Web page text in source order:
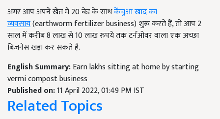
अगर आप अपने खेत में 20 बेड के साथकेंचुआ खाद का
व्यवसाय(earthworm fertilizer business) शुरू करते हैं, तो आप 2
साल में करीब 8 लाख से 10 लाख रुपये तक टर्नओवर वाला एक अच्छा
बिजनेस खड़ा कर सकते है.
English Summary:Earn lakhs sitting at home by starting
vermi compost business
Published on:11 April 2022, 01:49 PM IST
Related Topics